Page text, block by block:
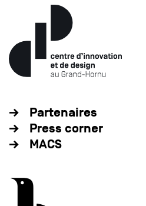
Partenaires
Press corner
MACS